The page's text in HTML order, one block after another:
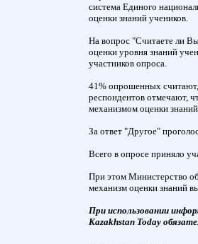
система Единого
оценки знаний учеников.
На вопрос "Считаете ли
оценки уровня знаний
участников опроса.
41% опрошенных
респондентов отмечают,
механизмом оценки
За ответ "Другое"
Всего в опросе приняло
При этом Министерство
механизм оценки знаний
При использовании
Kazakhstan Today